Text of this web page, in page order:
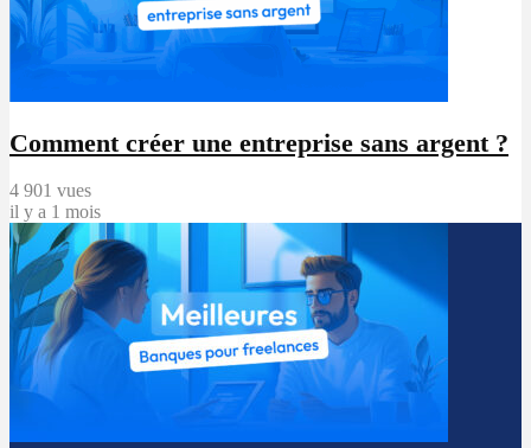
Comment créer une entreprise sans argent ?
4 901 vues
il y a 1 mois